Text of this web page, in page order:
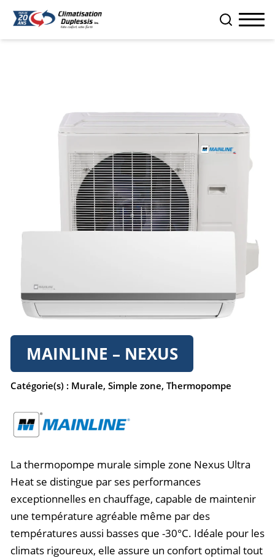
MAINLINE – NEXUS
Catégorie(s) : Murale, Simple zone, Thermopompe
La thermopompe murale simple zone Nexus Ultra
Heat se distingue par ses performances
exceptionnelles en chauffage, capable de maintenir
une température agréable même par des
températures aussi basses que -30°C. Idéale pour les
climats rigoureux, elle assure un confort optimal tout